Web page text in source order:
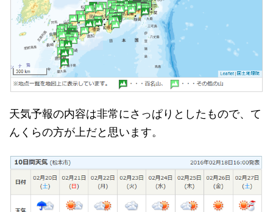
天気予報の内容は非常にさっぱりとしたもので、て
んくらの方が上だと思います。